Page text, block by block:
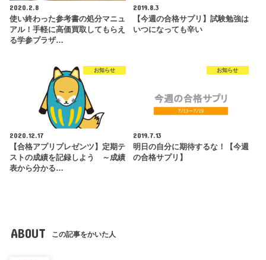
2020.2.8
使い終わった参考書の処分マニュ
アル！手軽に高価買取してもらえ
る学参プラザ…
2019.8.3
【今週の合格サプリ】試験勉強は
いつになっても辛い
お知らせ
2020.12.17
【合格アプリプレゼンツ】定期テ
ストの成績を記録しよう ～成績
表から分かる…
お知らせ
2019.7.13
明日の自分に期待するな！【今週
の合格サプリ】
ABOUT この記事をかいた人